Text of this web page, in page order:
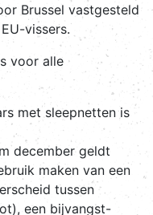
Brussel vastgesteld
vissers.
voor alle
met sleepnetten is
december geldt
maken van een
tussen
een bijvangst-